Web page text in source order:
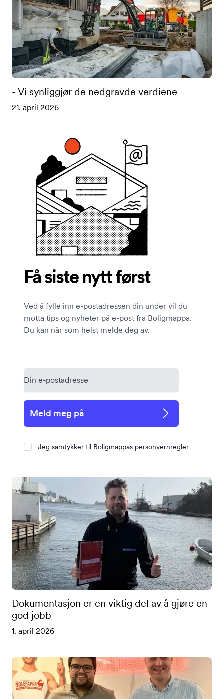
- Vi synliggjør de nedgravde verdiene
21. april 2026
Få siste nytt først
Ved å fylle inn e-postadressen din under vil du
motta tips og nyheter på e-post fra Boligmappa.
Du kan når som helst melde deg av.
Meld meg på
Jeg samtykker til Boligmappas personvernregler
Dokumentasjon er en viktig del av å gjøre en
god jobb
1. april 2026